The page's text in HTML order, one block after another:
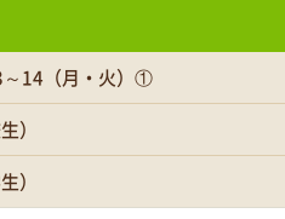
14（月・火）①
）
）